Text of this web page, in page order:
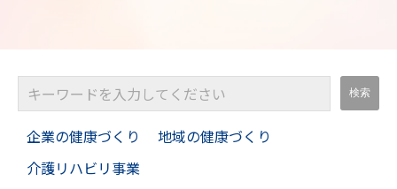
企業の健康づくり
地域の健康づくり
介護リハビリ事業